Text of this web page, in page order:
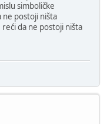
simboličke
ne postoji ništa
da ne postoji ništa